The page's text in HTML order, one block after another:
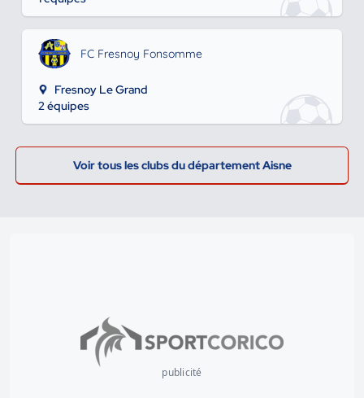
FC Fresnoy Fonsomme
Fresnoy Le Grand
2 équipes
Voir tous les clubs du département Aisne
publicité